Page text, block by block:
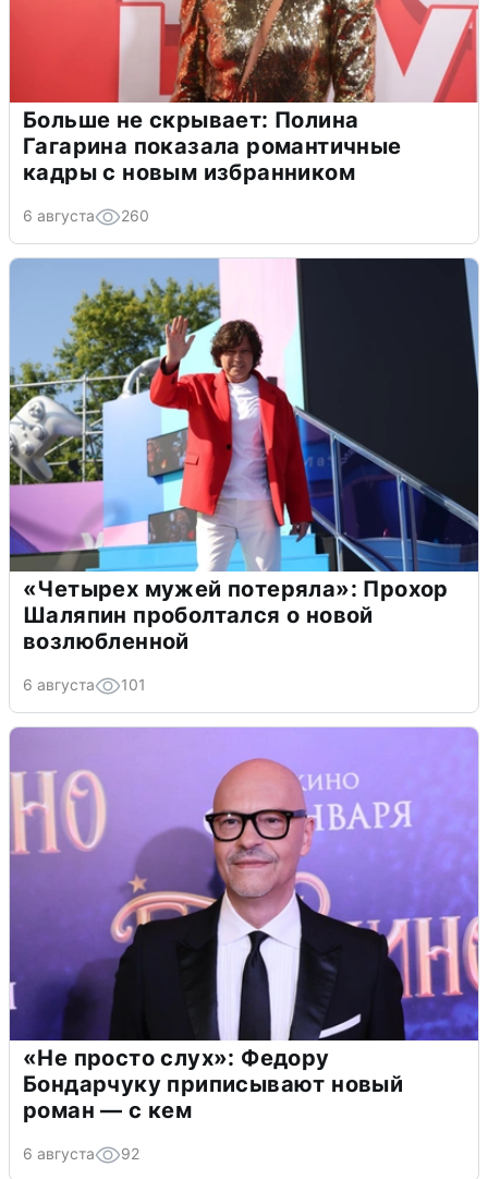
Больше не скрывает: Полина
Гагарина показала романтичные
кадры с новым избранником
6 августа 260
«Четырех мужей потеряла»: Прохор
Шаляпин проболтался о новой
возлюбленной
6 августа 101
«Не просто слух»: Федору
Бондарчуку приписывают новый
роман — с кем
6 августа 92